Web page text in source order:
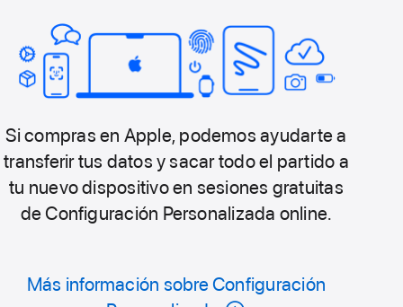
Si compras en Apple, podemos ayudarte a
transferir tus datos y sacar todo el partido a
tu nuevo dispositivo en sesiones gratuitas
de Configuración Personalizada online.
Más información sobre Configuración